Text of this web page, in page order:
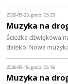
2026-05-25, godz. 05:25
Muzyka na
Ścieżka dźwiękowa
daleko. Nowa
2026-05-18, godz. 05:18
Muzyka na